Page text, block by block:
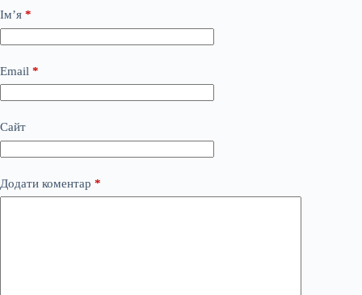
Ім’я *
Email *
Сайт
Додати коментар *